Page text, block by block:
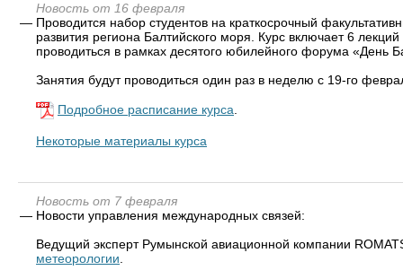
Новость от 16 февраля
— Проводится набор студентов на краткосрочный
развития региона Балтийского моря. Курс включает 6
проводиться в рамках десятого юбилейного форума «День
Занятия будут проводиться один раз в неделю с 19-го
Подробное расписание курса
Некоторые материалы курса
Новость от 7 февраля
— Новости управления международных связей:
Ведущий эксперт Румынской авиационной компании
метеорологии